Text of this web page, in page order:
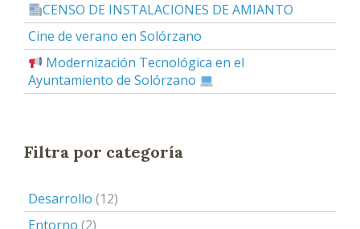
CENSO DE INSTALACIONES DE AMIANTO
Cine de verano en Solórzano
Modernización Tecnológica en el
Ayuntamiento de Solórzano
Filtra por categoría
Desarrollo (12)
Entorno (2)